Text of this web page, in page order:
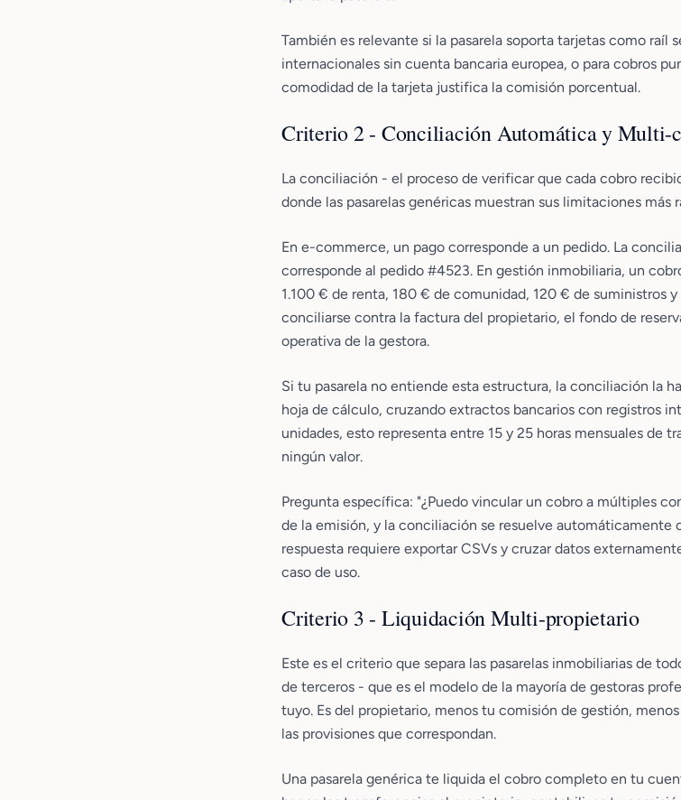
También es relevante si la pasarela soporta tarjetas como raíl
internacionales sin cuenta bancaria europea, o para cobros
comodidad de la tarjeta justifica la comisión porcentual.
Criterio 2 - Conciliación Automática y Multi-
La conciliación - el proceso de verificar que cada cobro
donde las pasarelas genéricas muestran sus limitaciones más
En e-commerce, un pago corresponde a un pedido. La
corresponde al pedido #4523. En gestión inmobiliaria, un
1.100 € de renta, 180 € de comunidad, 120 € de suministros
conciliarse contra la factura del propietario, el fondo de
operativa de la gestora.
Si tu pasarela no entiende esta estructura, la conciliación la
hoja de cálculo, cruzando extractos bancarios con registros
unidades, esto representa entre 15 y 25 horas mensuales de
ningún valor.
Pregunta específica: "¿Puedo vincular un cobro a múltiples
de la emisión, y la conciliación se resuelve automáticamente
respuesta requiere exportar CSVs y cruzar datos
caso de uso.
Criterio 3 - Liquidación Multi-propietario
Este es el criterio que separa las pasarelas inmobiliarias de
de terceros - que es el modelo de la mayoría de gestoras
tuyo. Es del propietario, menos tu comisión de gestión,
las provisiones que correspondan.
Una pasarela genérica te liquida el cobro completo en tu